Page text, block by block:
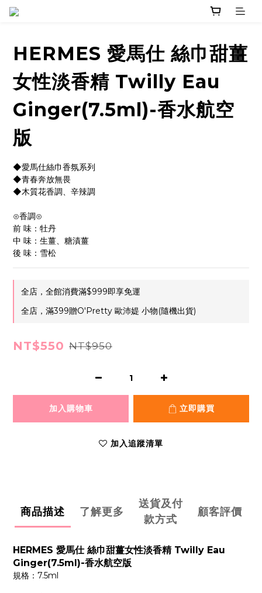
HERMES 愛馬仕 絲巾甜薑
女性淡香精 Twilly Eau
Ginger(7.5ml)-香水航空
版
◆愛馬仕絲巾香氛系列
◆青春奔放無畏
◆木質花香調、辛辣調
⊙香調⊙
前 味：牡丹
中 味：生薑、糖漬薑
後 味：雪松
全店，全館消費滿$999即享免運
全店，滿399贈O'Pretty 歐沛媞 小物(隨機出貨)
NT$550 NT$950
加入購物車 立即購買
加入追蹤清單
商品描述 了解更多
送貨及付
款方式
顧客評價
HERMES 愛馬仕 絲巾甜薑女性淡香精 Twilly Eau
Ginger(7.5ml)-香水航空版
規格：7.5ml